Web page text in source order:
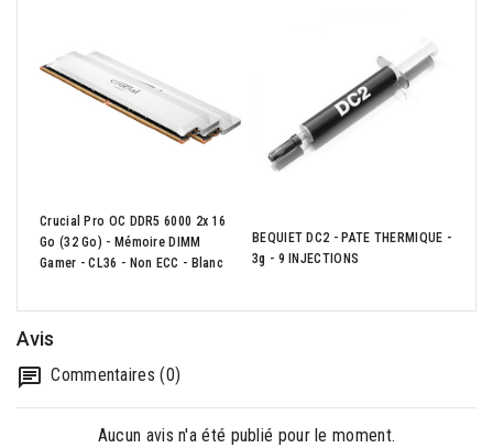
Crucial Pro OC DDR5 6000 2x 16
Go (32 Go) - Mémoire DIMM
Gamer - CL36 - Non ECC - Blanc
BEQUIET DC2 - PATE THERMIQUE -
3g - 9 INJECTIONS
Avis
Commentaires (0)
Aucun avis n'a été publié pour le moment.